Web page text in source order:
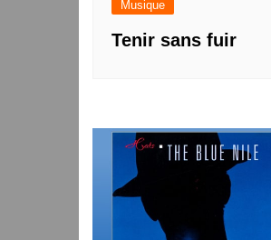
Musique
Tenir sans fuir